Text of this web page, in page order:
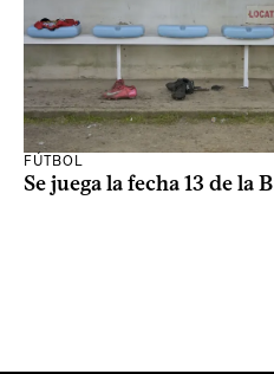
FÚTBOL
Se juega la fecha 13 de la B